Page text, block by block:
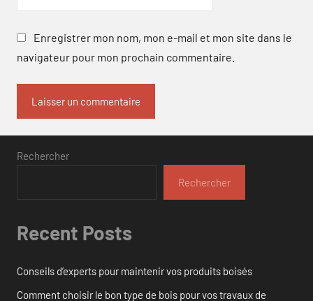
Enregistrer mon nom, mon e-mail et mon site dans le
navigateur pour mon prochain commentaire.
Rechercher
Rechercher
Recent Posts
Conseils d’experts pour maintenir vos produits boisés
Comment choisir le bon type de bois pour vos travaux de